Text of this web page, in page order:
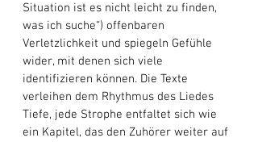
Situation ist es nicht leicht zu finden,
was ich suche“) offenbaren
Verletzlichkeit und spiegeln Gefühle
wider, mit denen sich viele
identifizieren können. Die Texte
verleihen dem Rhythmus des Liedes
Tiefe, jede Strophe entfaltet sich wie
ein Kapitel, das den Zuhörer weiter auf